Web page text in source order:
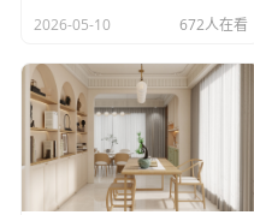
2026-05-10 672人在看